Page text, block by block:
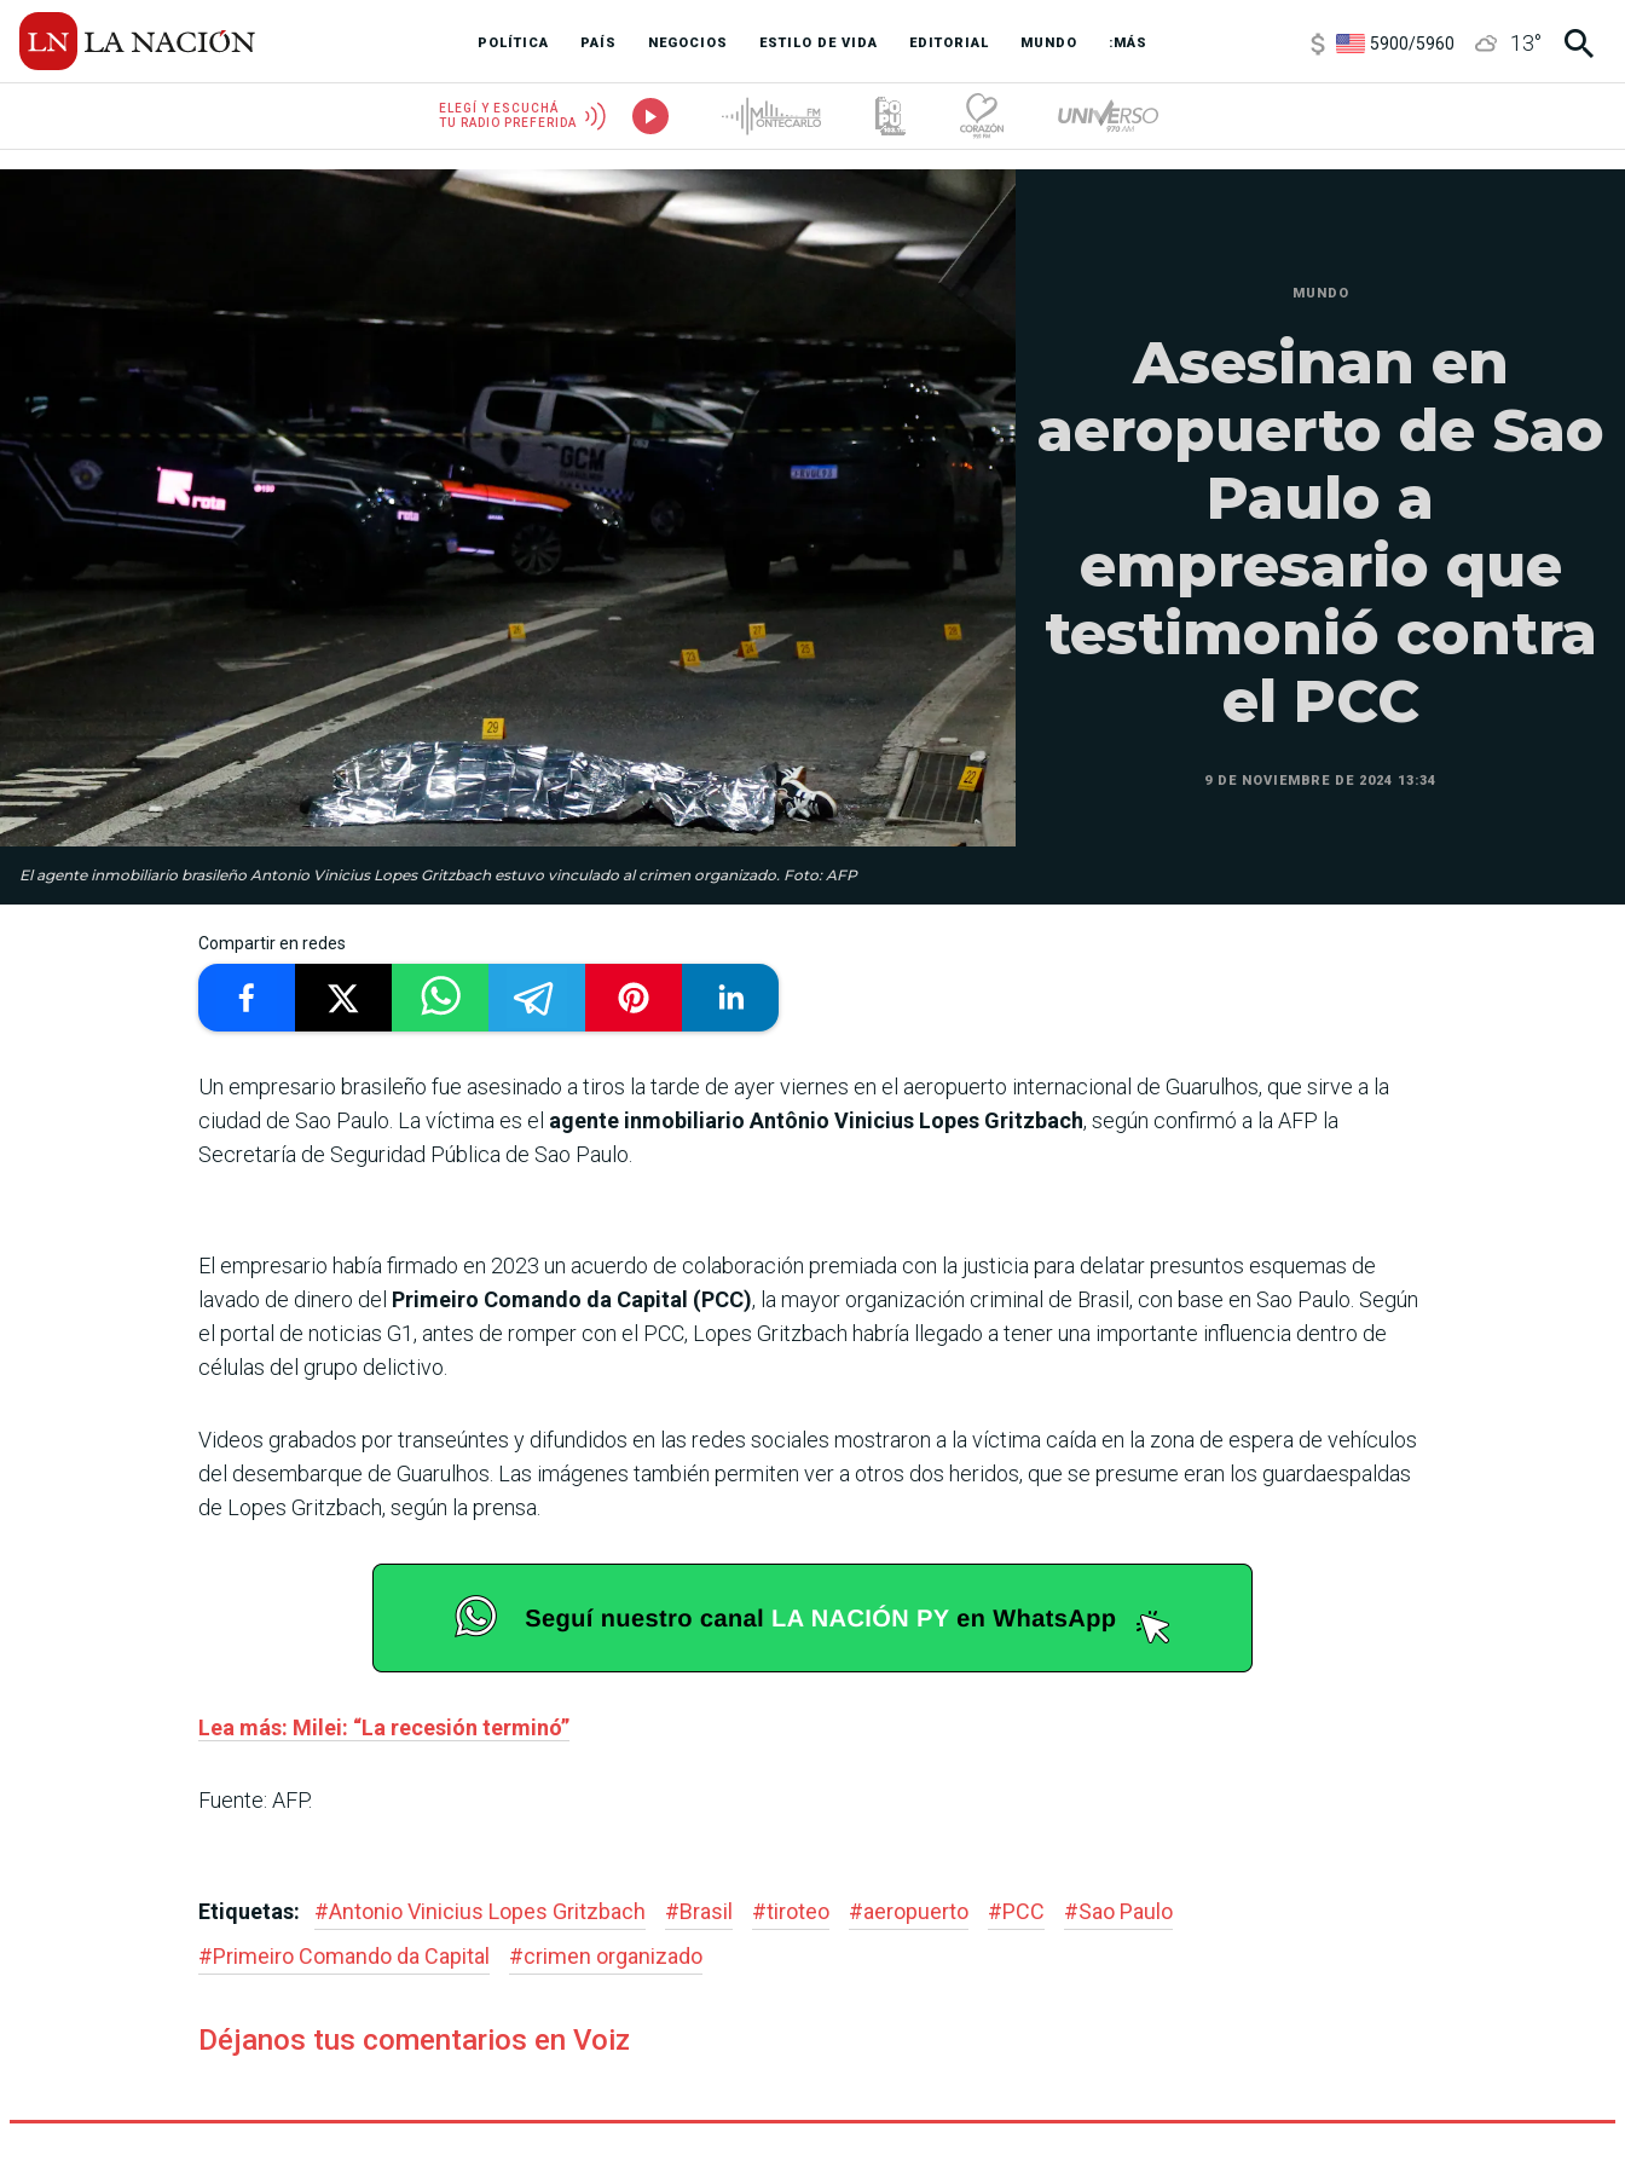
POLÍTICA PAÍS NEGOCIOS ESTILO DE VIDA EDITORIAL MUNDO :MÁS
1100/1160
13°
ELEGÍ Y ESCUCHÁ
TU RADIO PREFERIDA
El agente inmobiliario brasileño Antonio Vinicius Lopes Gritzbach estuvo vinculado al crimen organizado. Foto: AFP
MUNDO
Asesinan en
aeropuerto de Sao
Paulo a
empresario que
testimonió contra
el PCC
9 DE NOVIEMBRE DE 2024 13:34
Compartir en redes
Un empresario brasileño fue asesinado a tiros la tarde de ayer viernes en el aeropuerto internacional de Guarulhos, que sirve a la
ciudad de Sao Paulo. La víctima es el agente inmobiliario Antônio Vinicius Lopes Gritzbach, según confirmó a la AFP la
Secretaría de Seguridad Pública de Sao Paulo.
El empresario había firmado en 2023 un acuerdo de colaboración premiada con la justicia para delatar presuntos esquemas de
lavado de dinero del Primeiro Comando da Capital (PCC), la mayor organización criminal de Brasil, con base en Sao Paulo. Según
el portal de noticias G1, antes de romper con el PCC, Lopes Gritzbach habría llegado a tener una importante influencia dentro de
células del grupo delictivo.
Videos grabados por transeúntes y difundidos en las redes sociales mostraron a la víctima caída en la zona de espera de vehículos
del desembarque de Guarulhos. Las imágenes también permiten ver a otros dos heridos, que se presume eran los guardaespaldas
de Lopes Gritzbach, según la prensa.
Lea más: Milei: “La recesión terminó”
Fuente: AFP.
Etiquetas: #Antonio Vinicius Lopes Gritzbach #Brasil #tiroteo #aeropuerto #PCC #Sao Paulo
#Primeiro Comando da Capital #crimen organizado
Déjanos tus comentarios en Voiz